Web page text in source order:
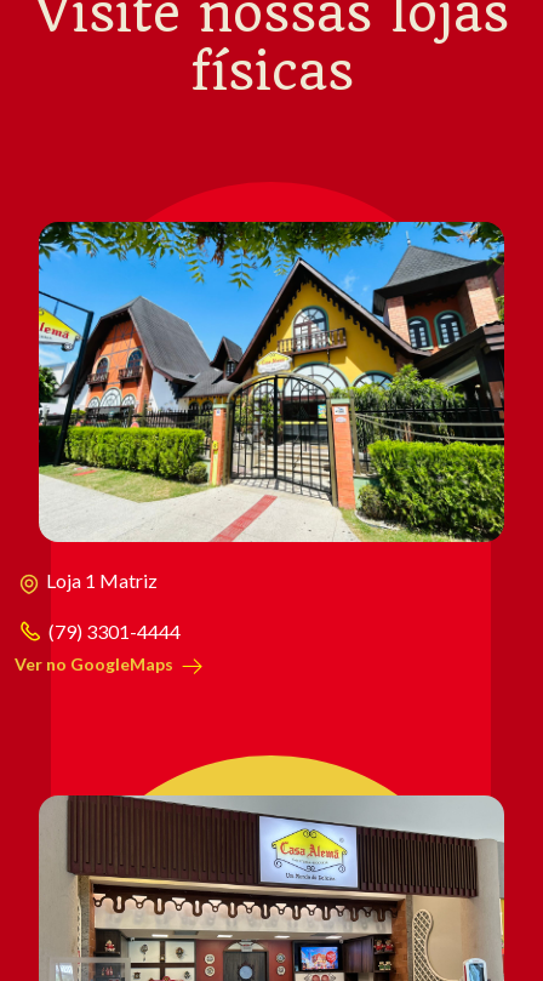
Visite nossas lojas
físicas
Loja 1 Matriz
(79) 3301-4444
Ver no GoogleMaps